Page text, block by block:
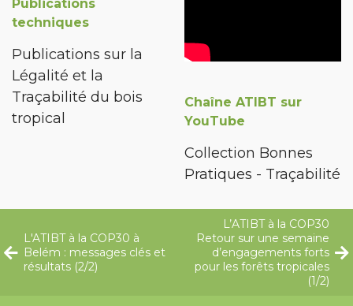
Publications
techniques
Publications sur la
Légalité et la
Traçabilité du bois
tropical
Chaîne ATIBT sur
YouTube
Collection Bonnes
Pratiques - Traçabilité
L'ATIBT à la COP30 à
Belém : messages clés et
résultats (2/2)
L’ATIBT à la COP30
Retour sur une semaine
d’engagements forts
pour les forêts tropicales
(1/2)